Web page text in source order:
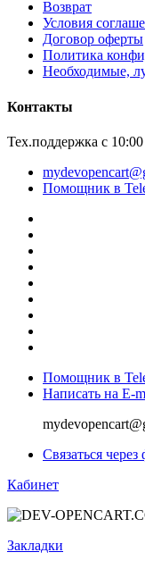
Возврат
Условия
Договор оферты
Политика
Необходимые,
Контакты
Тех.поддержка с
Помощник в
Помощник в
Написать на E-
Связаться
Кабинет
Закладки